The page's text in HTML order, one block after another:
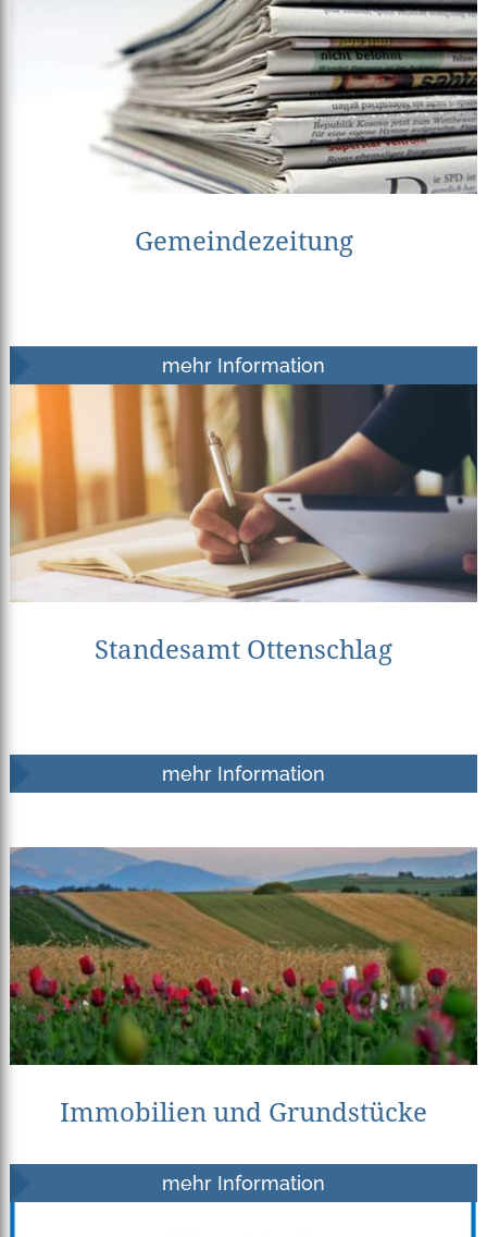
Gemeindezeitung
mehr Information
Standesamt Ottenschlag
mehr Information
Immobilien und Grundstücke
mehr Information